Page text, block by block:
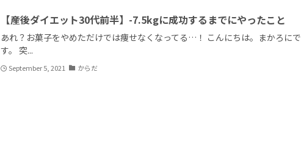
【産後ダイエット30代前半】-7.5kgに成功するまでにやったこと
あれ？お菓子をやめただけでは痩せなくなってる…！ こんにちは。まかろにで
す。 突...
September 5, 2021 からだ